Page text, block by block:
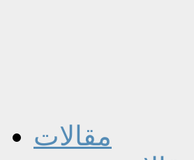
مقالات